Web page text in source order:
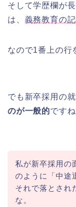
そして学歴欄が
は、 義務教育の記
なので1番上の行
でも新卒採用の就
のが一般的ですね
私が新卒採用の
のように「中途
それで落とされ
な。